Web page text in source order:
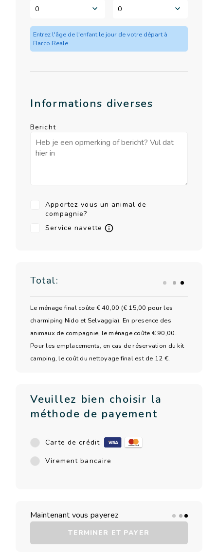
Entrez l'âge de l'enfant le jour de votre départ à
Barco Reale
Informations diverses
Bericht
Apportez-vous un animal de
compagnie?
Service navette
Total:
Le ménage final coûte € 40,00 (€ 15,00 pour les
charmiping Nido et Selvaggia). En presence des
animaux de compagnie, le ménage coûte € 90,00.
Pour les emplacements, en cas de réservation du kit
camping, le coût du nettoyage final est de 12 €.
Veuillez bien choisir la
méthode de payement
Carte de crédit
Virement bancaire
Maintenant vous payerez
TERMINER ET PAYER